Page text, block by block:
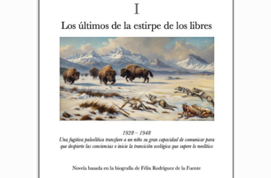
i
d
a
d
a
l
o
s
m
a
s
t
i